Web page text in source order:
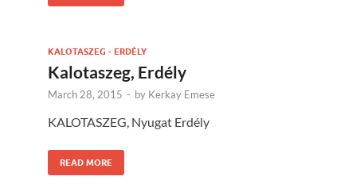
KALOTASZEG - ERDÉLY
Kalotaszeg, Erdély
March 28, 2015 - by Kerkay Emese
KALOTASZEG, Nyugat Erdély
READ MORE